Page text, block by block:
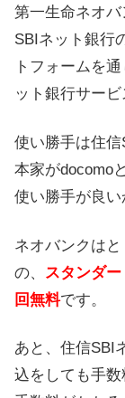
第一生命ネオ
SBIネット銀行
トフォームを
ット銀行サービ
使い勝手は住信
本家がdocomo
使い勝手が良い
ネオバンクは
の、
スタンダ
回無料です。
あと、住信SBI
込をしても手